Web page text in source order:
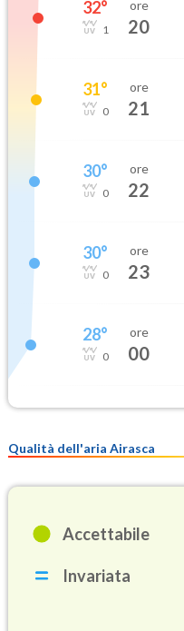
32°
1
ore
20
31°
0
ore
21
30°
0
ore
22
30°
0
ore
23
28°
0
ore
00
Qualità dell'aria Airasca
Accettabile
Invariata